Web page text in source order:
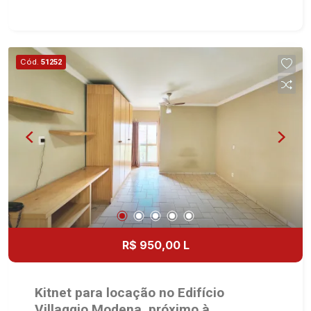
Imobiliária - excelência absoluta no mercado
imobiliário de Ribeirão Preto. Referência em
imóveis de alto padrão, somos especialistas na
venda e locação de casas térreas, sobrados e
terrenos nos mais desejados condomínios da
Zona Sul, conhecidos por sua segurança,
infraestrutura completa e qualidade de vida
incomparável. Atuamos nos empreendimentos de
maior prestígio da região, incluindo: Reserva
Santa Luisa, Buganville, Jardim Olhos D`Água,
Borda do Parque, Borda da Mata, Bela Vista,
Terras Alpha, Alphaville I, II e III, Jardim Nova
Aliança Sul, Alto do Vale, Colina do Golfe, Terras
Buona Vitta Ribeirão, Ipê Rosa, Ipê Amarelo, Ipê
Roxo, Ipê Branco, Vila Romana, Reserva Imperial,
Cód. 51252
R$ 950,00 L
Kitnet para locação no Edifício